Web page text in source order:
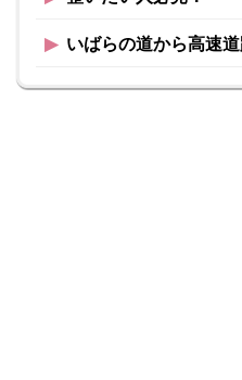
▶︎ いばらの道から高速